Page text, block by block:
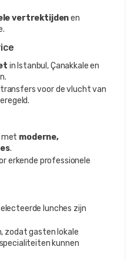
vertrektijdenen
in Istanbul, Çanakkale en
voor de vlucht van
met moderne,
.
erkende professionele
lunches zijn
zodat gasten lokale
kunnen